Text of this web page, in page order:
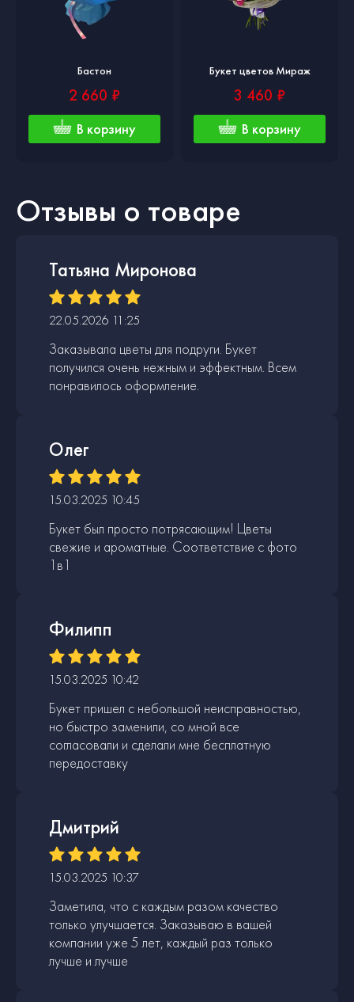
Отзывы о товаре
Татьяна Миронова
22.05.2026 11:25
Заказывала цветы для подруги. Букет
получился очень нежным и эффектным. Всем
понравилось оформление.
Олег
15.03.2025 10:45
Букет был просто потрясающим! Цветы
свежие и ароматные. Соответствие с фото
1в1
Филипп
15.03.2025 10:42
Букет пришел с небольшой неисправностью,
но быстро заменили, со мной все
согласовали и сделали мне бесплатную
передоставку
Дмитрий
15.03.2025 10:37
Заметила, что с каждым разом качество
только улучшается. Заказываю в вашей
компании уже 5 лет, каждый раз только
лучше и лучше
Бастон
2 660 ₽
В корзину
Букет цветов Мираж
3 460 ₽
В корзину